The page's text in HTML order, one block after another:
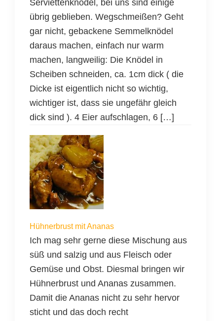
Serviettenknödel, bei uns sind einige
übrig geblieben. Wegschmeißen? Geht
gar nicht, gebackene Semmelknödel
daraus machen, einfach nur warm
machen, langweilig: Die Knödel in
Scheiben schneiden, ca. 1cm dick ( die
Dicke ist eigentlich nicht so wichtig,
wichtiger ist, dass sie ungefähr gleich
dick sind ). 4 Eier aufschlagen, 6 […]
Hühnerbrust mit Ananas
Ich mag sehr gerne diese Mischung aus
süß und salzig und aus Fleisch oder
Gemüse und Obst. Diesmal bringen wir
Hühnerbrust und Ananas zusammen.
Damit die Ananas nicht zu sehr hervor
sticht und das doch recht